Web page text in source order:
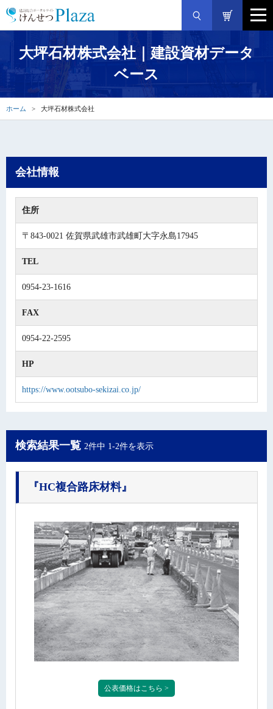
大坪石材株式会社｜建設資材データ
ベース
ホーム 大坪石材株式会社
会社情報
住所
〒843-0021 佐賀県武雄市武雄町大字永島17945
TEL
0954-23-1616
FAX
0954-22-2595
HP
https://www.ootsubo-sekizai.co.jp/
検索結果一覧 2件中 1-2件を表示
『HC複合路床材料』
公表価格はこちら >